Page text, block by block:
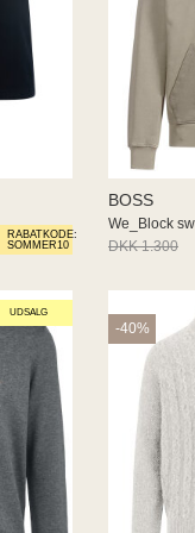
RABATKODE:
SOMMER10
DKK 350
BOSS
We_Block
DKK 1.300
UDSALG
-40%